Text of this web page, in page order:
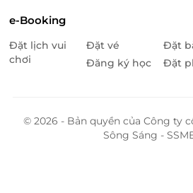
e-Booking
Đặt lịch vui
chơi
Đặt vé
Đăng ký học
Đặt
Đặt
© 2026 - Bản quyền của Công ty
Sông Sáng -